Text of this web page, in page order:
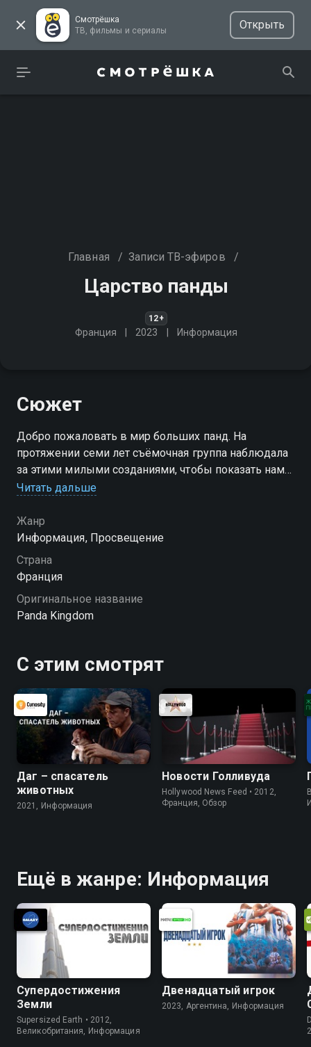
Смотрёшка
ТВ, фильмы и сериалы
Открыть
Главная / Записи ТВ-эфиров /
Царство панды
12+
Франция 2023 Информация
Сюжет
Добро пожаловать в мир больших панд. На
протяжении семи лет съёмочная группа наблюдала
за этими милыми созданиями, чтобы показать нам
их борьбу за выживание, трогательные моменты
Читать дальше
Жанр
Информация, Просвещение
Страна
Франция
Оригинальное название
Panda Kingdom
С этим смотрят
Даг – спасатель
животных
2021, Информация
Новости Голливуда
Hollywood News Feed • 2012,
Франция, Обзор
Ещё в жанре: Информация
Супердостижения
Земли
Supersized Earth • 2012,
Великобритания, Информация
Двенадцатый игрок
2023, Аргентина, Информация